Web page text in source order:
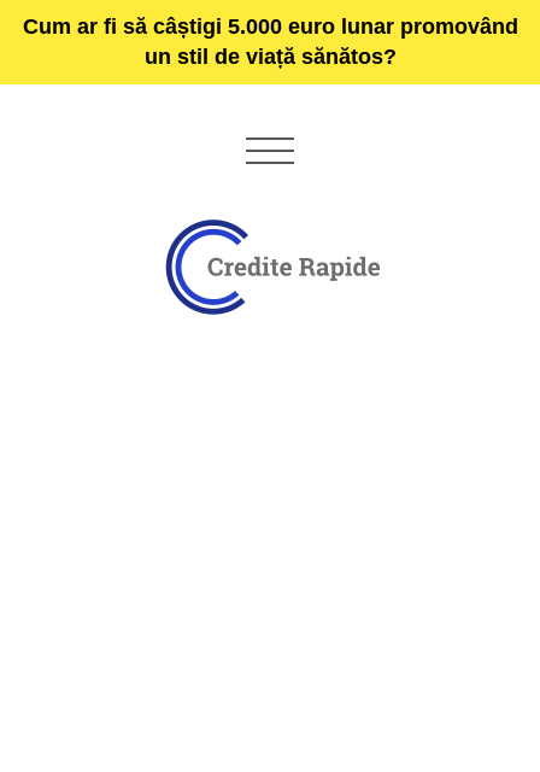
Cum ar fi să câștigi 5.000 euro lunar promovând
un stil de viață sănătos?